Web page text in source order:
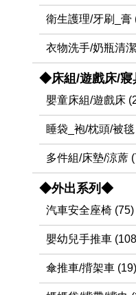
衛生護理/牙刷_膏
衣物洗手/奶瓶清
◆床組/遊戲床/
嬰童床組/遊戲床
睡袋_袍/枕頭/被
多件組/床墊/涼蓆
◆外出系列◆
汽車安全座椅 (75)
嬰幼兒手推車
傘推車/揹架車 (19)